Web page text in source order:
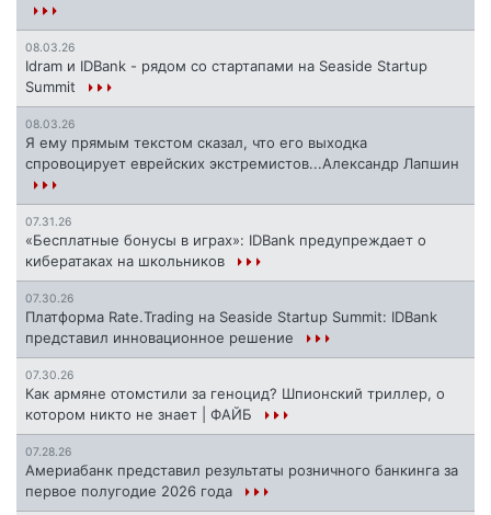
08.03.26
Idram и IDBank - рядом со стартапами на Seaside Startup
Summit
08.03.26
Я ему прямым текстом сказал, что его выходка
спровоцирует еврейских экстремистов...Александр Лапшин
07.31.26
«Бесплатные бонусы в играх»: IDBank предупреждает о
кибератаках на школьников
07.30.26
Платформа Rate.Trading на Seaside Startup Summit: IDBank
представил инновационное решение
07.30.26
Как армяне отомстили за геноцид? Шпионский триллер, о
котором никто не знает | ФАЙБ
07.28.26
Америабанк представил результаты розничного банкинга за
первое полугодие 2026 года